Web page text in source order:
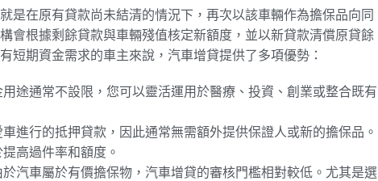
是在原有貸款尚未結清的情況下，再次以該車輛作為擔保品向同
會根據剩餘貸款與車輛殘值核定新額度，並以新貸款清償原貸餘
短期資金需求的車主來說，汽車增貸提供了多項優勢：
途通常不設限，您可以靈活運用於醫療、投資、創業或整合既有
進行的抵押貸款，因此通常無需額外提供保證人或新的擔保品。
高過件率和額度。
汽車屬於有價擔保物，汽車增貸的審核門檻相對較低。尤其是選